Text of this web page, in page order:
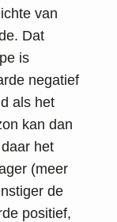
van
Dat
is
negatief
als het
kan dan
het
(meer
de
positief,